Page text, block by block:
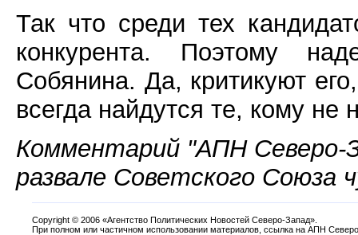
Так что среди тех
конкурента. Поэтому
Собянина. Да, критикуют
всегда найдутся те, кому не
Комментарий "АПН Северо-
развале Советского Союза
Copyright © 2006 «Агентство Политических Новостей Северо-Запад».
При полном или частичном использовании материалов, ссылка на АПН